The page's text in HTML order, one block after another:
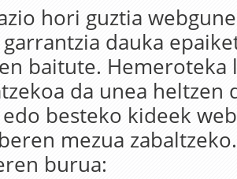
hori guztia
garrantzia dauka
baitute. Hemeroteka
da unea heltzen
besteko kideek
mezua
burua: